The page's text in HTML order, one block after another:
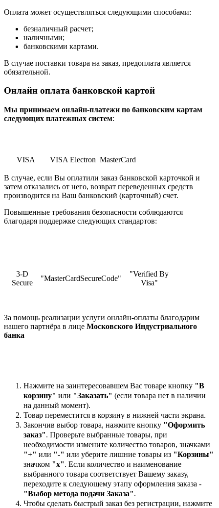
Оплата может осуществляться следующими способами:
безналичный расчет;
наличными;
банковскими картами.
В случае поставки товара на заказ, предоплата является
обязательной.
Онлайн оплата банковской картой
Мы принимаем онлайн-платежи по банковским картам
cледующих платежных систем:
VISA VISA Electron MasterCard
В случае, если Вы оплатили заказ банковской карточкой и
затем отказались от него, возврат переведенных средств
производится на Ваш банковский (карточный) счет.
Повышенные требования безопасности соблюдаются
благодаря поддержке следующих стандартов:
3-D
Secure
"MasterCardSecureCode"
"Verified By
Visa"
За помощь реализации услуги онлайн-оплаты благодарим
нашего партнёра в лице Московского Индустриального
банка
Нажмите на заинтересовавшем Вас товаре кнопку "В
корзину" или "Заказать" (если товара нет в наличии
на данный момент).
Товар переместится в корзину в нижней части экрана.
Закончив выбор товара, нажмите кнопку "Оформить
заказ". Проверьте выбранные товары, при
необходимости измените количество товаров, значками
"+" или "-" или уберите лишние товары из "Корзины"
значком "х". Если количество и наименование
выбранного товара соответствует Вашему заказу,
переходите к следующему этапу оформления заказа -
"Выбор метода подачи Заказа".
Чтобы сделать быстрый заказ без регистрации, нажмите